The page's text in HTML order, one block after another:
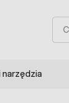
narzędzia